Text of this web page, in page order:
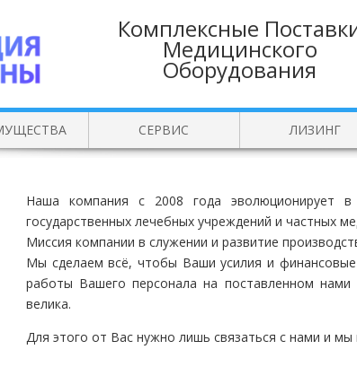
Комплексные
Медицинского
Оборудования
СЕРВИС ЛИЗИНГ
Наша компания с 2008 года эволюционирует в
государственных лечебных учреждений и частных
Миссия компании в служении и развитие
Мы сделаем всё, чтобы Ваши усилия и
работы Вашего персонала на поставленном
велика.
Для этого от Вас нужно лишь связаться с нами и